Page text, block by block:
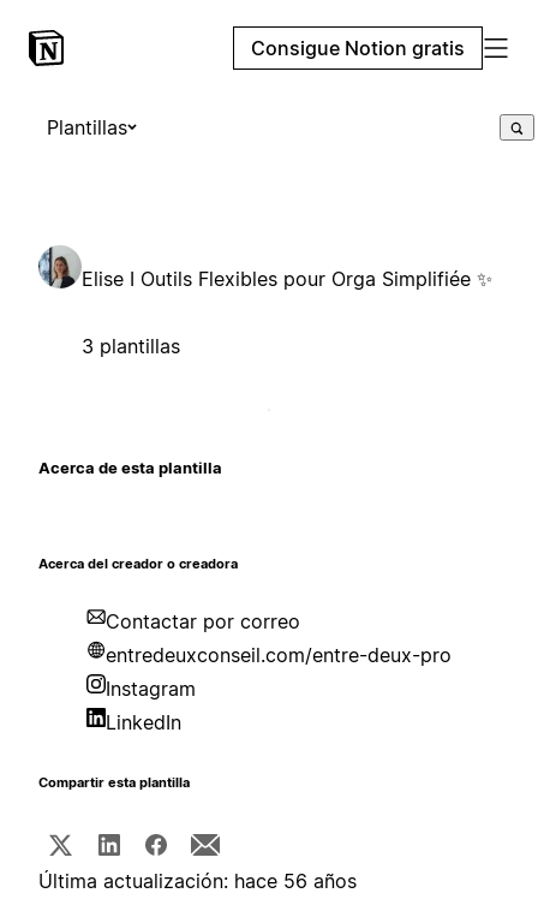
Consigue Notion gratis
Plantillas
Elise I Outils Flexibles pour Orga Simplifiée ✨
3 plantillas
Acerca de esta plantilla
Acerca del creador o creadora
Contactar por correo
entredeuxconseil.com/entre-deux-pro
Instagram
LinkedIn
Compartir esta plantilla
Última actualización: hace 56 años